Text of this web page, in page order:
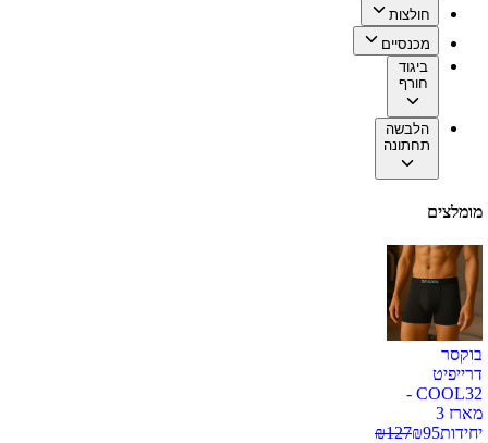
חולצות
מכנסיים
ביגוד
חורף
הלבשה
תחתונה
מומלצים
בוקסר
דרייפיט
COOL32 -
מארז 3
יחידות
₪95
₪127